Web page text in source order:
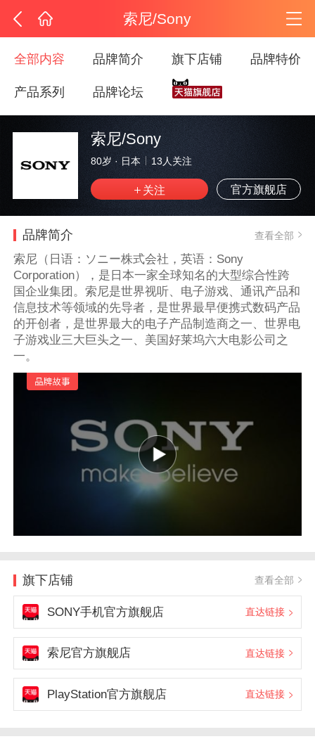
索尼/Sony
全部内容 品牌简介 旗下店铺 品牌特价
产品系列 品牌论坛
索尼/Sony
80岁 · 日本 13人关注
官方旗舰店
品牌简介 查看全部
索尼（日语：ソニー株式会社，英语：Sony
Corporation），是日本一家全球知名的大型综合性跨
国企业集团。索尼是世界视听、电子游戏、通讯产品和
信息技术等领域的先导者，是世界最早便携式数码产品
的开创者，是世界最大的电子产品制造商之一、世界电
子游戏业三大巨头之一、美国好莱坞六大电影公司之
一。
旗下店铺 查看全部
SONY手机官方旗舰店 直达链接
索尼官方旗舰店 直达链接
PlayStation官方旗舰店 直达链接